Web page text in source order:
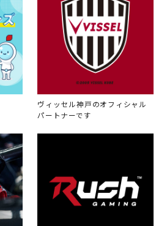
ヴィッセル神戸のオフィシャル
パートナーです